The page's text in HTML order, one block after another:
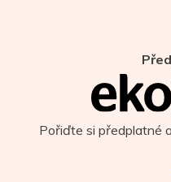
Pořiďte si předplatné